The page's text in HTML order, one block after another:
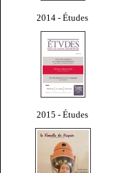
2014 - Études
2015 - Études